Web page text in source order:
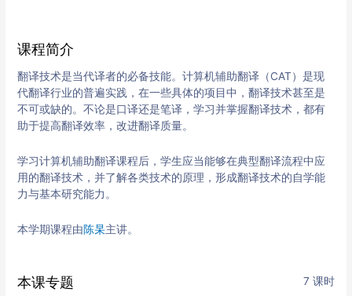
课程简介
翻译技术是当代译者的必备技能。计算机辅助翻译（CAT）是现
代翻译行业的普遍实践，在一些具体的项目中，翻译技术甚至是
不可或缺的。不论是口译还是笔译，学习并掌握翻译技术，都有
助于提高翻译效率，改进翻译质量。
学习计算机辅助翻译课程后，学生应当能够在典型翻译流程中应
用的翻译技术，并了解各类技术的原理，形成翻译技术的自学能
力与基本研究能力。
本学期课程由陈杲主讲。
本课专题 7 课时